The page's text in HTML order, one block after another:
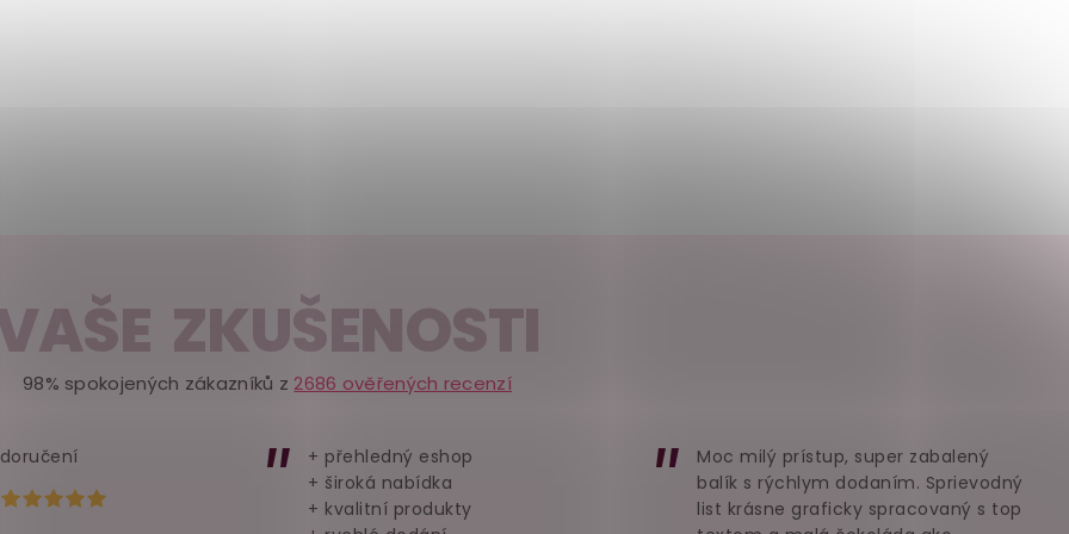
ZKUŠENOSTI
98% spokojených zákazníků z2686 ověřených recenzí
Hodnocení obchodu je 5 z 5 hvězdiček.
+ přehledný eshop
+ široká nabídka
+ kvalitní produkty
Moc milý prístup, super zabalený
balík s rýchlym dodaním. Sprievodný
list krásne graficky spracovaný s top